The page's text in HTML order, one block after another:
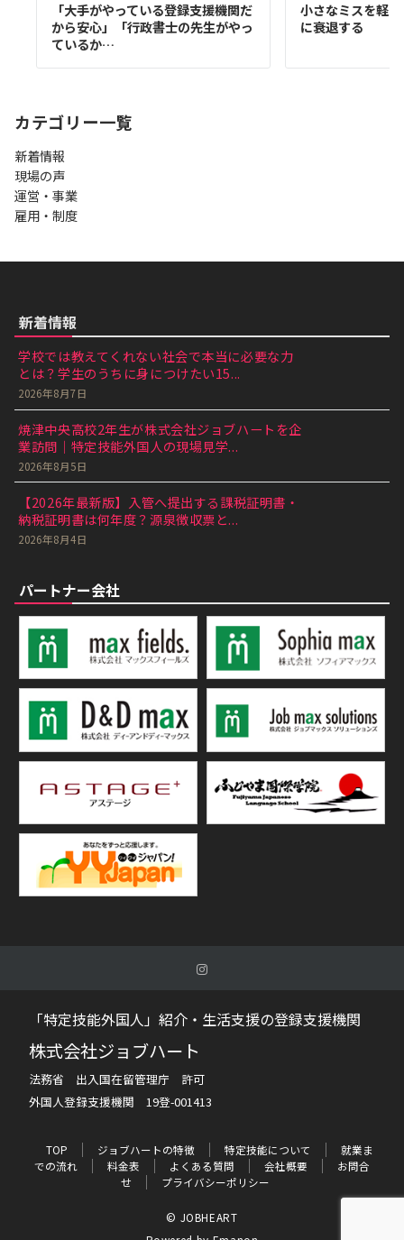
「大手がやっている登録支援機関だ
から安心」「行政書士の先生がやっ
ているか…
小さなミスを軽
に衰退する
カテゴリー一覧
新着情報
現場の声
運営・事業
雇用・制度
新着情報
学校では教えてくれない社会で本当に必要な力
とは？学生のうちに身につけたい15...
2026年8月7日
焼津中央高校2年生が株式会社ジョブハートを企
業訪問｜特定技能外国人の現場見学...
2026年8月5日
【2026年最新版】入管へ提出する課税証明書・
納税証明書は何年度？源泉徴収票と...
2026年8月4日
パートナー会社
「特定技能外国人」紹介・生活支援の登録支援機関
株式会社ジョブハート
法務省 出入国在留管理庁 許可
外国人登録支援機関 19登-001413
TOP ジョブハートの特徴 特定技能について
就業ま
での流れ
料金表 よくある質問 会社概要
お問合
せ
プライバシーポリシー
© JOBHEART